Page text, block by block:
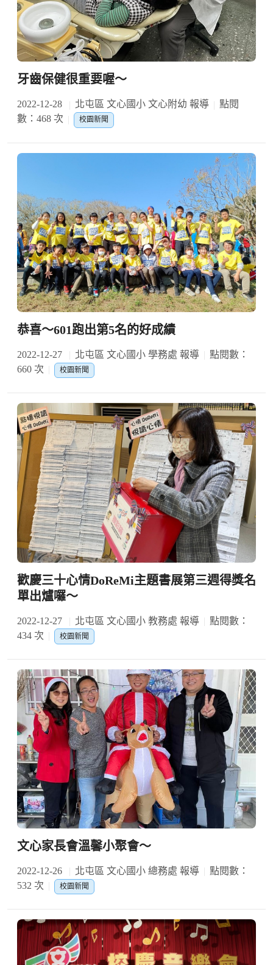
牙齒保健很重要喔～
2022-12-28 北屯區 文心國小 文心附幼 報導
點閱
數：468 次
校園新聞
恭喜～601跑出第5名的好成績
2022-12-27 北屯區 文心國小 學務處 報導
點閱數：
660 次
校園新聞
歡慶三十心情DoReMi主題書展第三週得獎名
單出爐囉～
2022-12-27 北屯區 文心國小 教務處 報導
點閱數：
434 次
校園新聞
文心家長會溫馨小聚會～
2022-12-26 北屯區 文心國小 總務處 報導
點閱數：
532 次
校園新聞